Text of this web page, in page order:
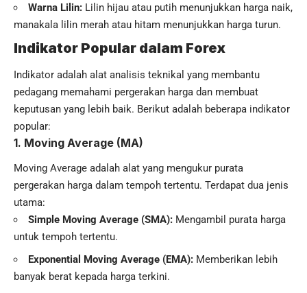
Warna Lilin: Lilin hijau atau putih menunjukkan harga naik,
manakala lilin merah atau hitam menunjukkan harga turun.
Indikator Popular dalam Forex
Indikator adalah alat analisis teknikal yang membantu
pedagang memahami pergerakan harga dan membuat
keputusan yang lebih baik. Berikut adalah beberapa indikator
popular:
1. Moving Average (MA)
Moving Average adalah alat yang mengukur purata
pergerakan harga dalam tempoh tertentu. Terdapat dua jenis
utama:
Simple Moving Average (SMA): Mengambil purata harga
untuk tempoh tertentu.
Exponential Moving Average (EMA): Memberikan lebih
banyak berat kepada harga terkini.